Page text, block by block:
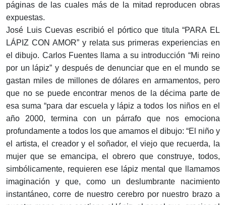
páginas de las cuales más de la mitad reproducen obras
expuestas.
José Luis Cuevas escribió el pórtico que titula “PARA EL
LÁPIZ CON AMOR” y relata sus primeras experiencias en
el dibujo. Carlos Fuentes llama a su introducción “Mi reino
por un lápiz” y después de denunciar que en el mundo se
gastan miles de millones de dólares en armamentos, pero
que no se puede encontrar menos de la décima parte de
esa suma “para dar escuela y lápiz a todos los niños en el
año 2000, termina con un párrafo que nos emociona
profundamente a todos los que amamos el dibujo: “El niño y
el artista, el creador y el soñador, el viejo que recuerda, la
mujer que se emancipa, el obrero que construye, todos,
simbólicamente, requieren ese lápiz mental que llamamos
imaginación y que, como un deslumbrante nacimiento
instantáneo, corre de nuestro cerebro por nuestro brazo a